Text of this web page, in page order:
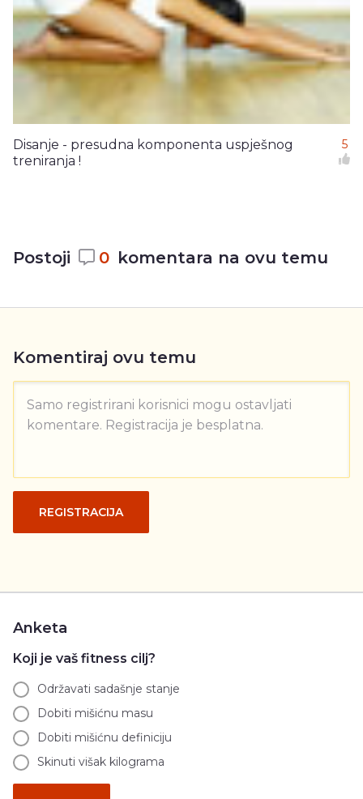
Disanje - presudna komponenta uspješnog
treniranja !
5
Postoji 0 komentara na ovu temu
Komentiraj ovu temu
Samo registrirani korisnici mogu ostavljati
komentare. Registracija je besplatna.
REGISTRACIJA
Anketa
Koji je vaš fitness cilj?
Održavati sadašnje stanje
Dobiti mišićnu masu
Dobiti mišićnu definiciju
Skinuti višak kilograma